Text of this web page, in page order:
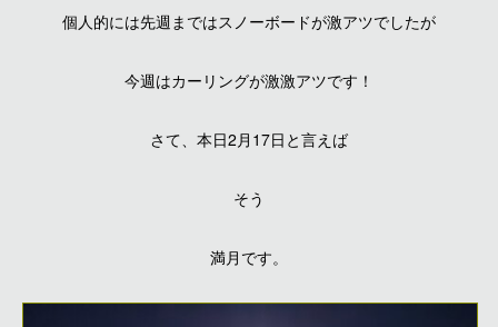
個人的には先週まではスノーボードが激アツでしたが
今週はカーリングが激激アツです！
さて、本日2月17日と言えば
そう
満月です。